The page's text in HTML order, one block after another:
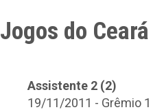
Jogos do Ceará
Assistente 2 (2)
19/11/2011 - Grêmio 1